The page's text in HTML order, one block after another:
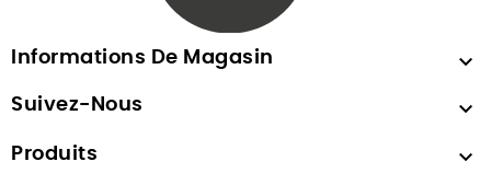
Informations De Magasin 
Suivez-Nous 
Produits 